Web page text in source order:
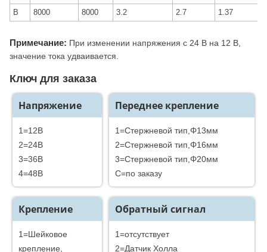
B
8000 8000 3.2 2.7 1.37
Примечание: При изменении напряжения с 24 В на 12 В,
значение тока удваивается.
Ключ для заказа
Напряжение
1=12В
2=24B
3=36B
4=48B
Переднее крепление
1=Стержневой тип,Φ13мм
2=Стержневой тип,Φ16мм
3=Стержневой тип,Φ20мм
C=по заказу
Крепление
1=Шейковое
крепление,
Обратный сигнал
1=отсутствует
2=Датчик Холла